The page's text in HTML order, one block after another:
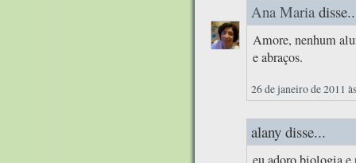
Ana Maria
Amore, nenhum
e abraços.
26 de janeiro de 2011
alany disse...